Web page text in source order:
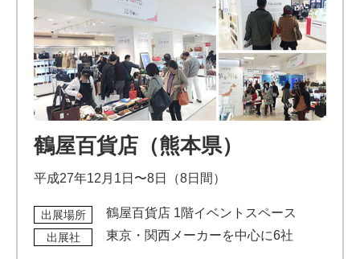
鶴屋百貨店（熊本県）
平成27年12月1日〜8日（8日間）
出展場所 鶴屋百貨店 1階イベントスペース
出展社 東京・関西メーカーを中心に6社